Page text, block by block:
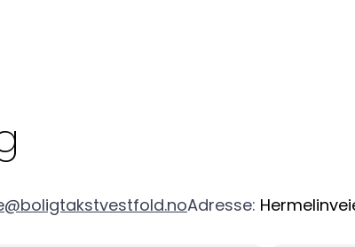
oss
Adresse: